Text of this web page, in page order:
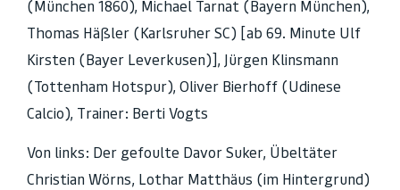
(München 1860), Michael Tarnat (Bayern München),
Thomas Häßler (Karlsruher SC) [ab 69. Minute Ulf
Kirsten (Bayer Leverkusen)], Jürgen Klinsmann
(Tottenham Hotspur), Oliver Bierhoff (Udinese
Calcio), Trainer: Berti Vogts
Von links: Der gefoulte Davor Suker, Übeltäter
Christian Wörns, Lothar Matthäus (im Hintergrund)